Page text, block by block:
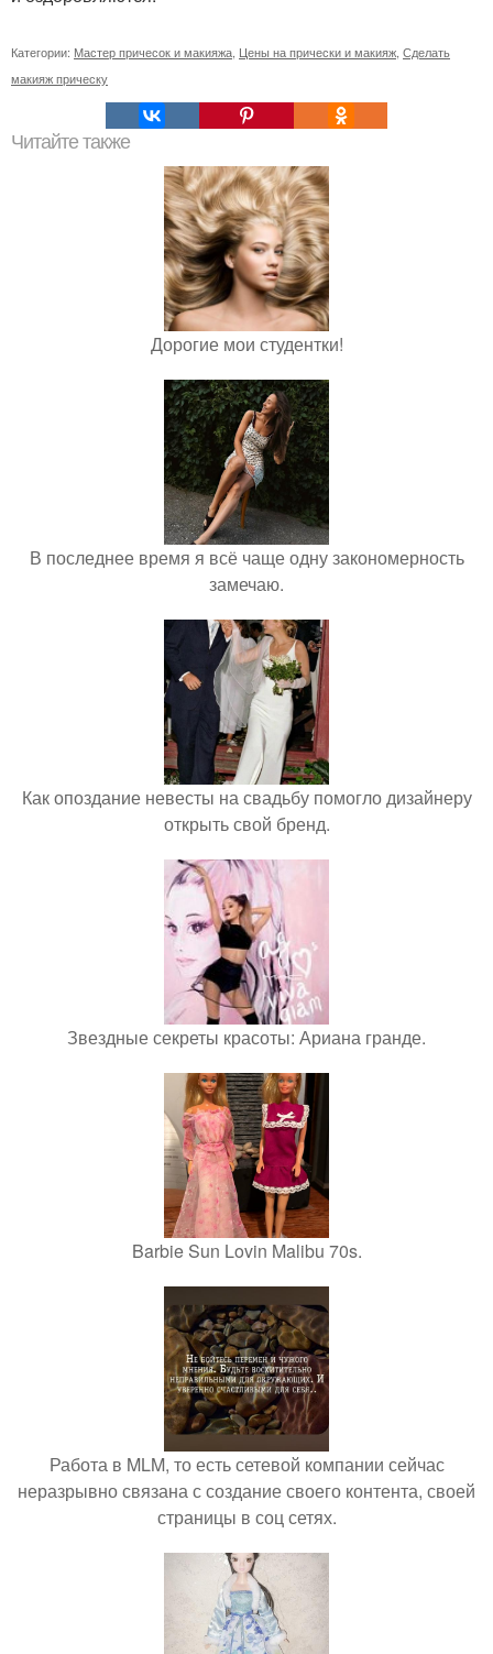
Категории: Мастер причесок и макияжа, Цены на прически и макияж, Сделать
макияж прическу
Читайте также
Дорогие мои студентки!
В последнее время я всё чаще одну закономерность
замечаю.
Как опоздание невесты на свадьбу помогло дизайнеру
открыть свой бренд.
Звездные секреты красоты: Ариана гранде.
Barbie Sun Lovin Malibu 70s.
Работа в MLM, то есть сетевой компании сейчас
неразрывно связана с создание своего контента, своей
страницы в соц сетях.